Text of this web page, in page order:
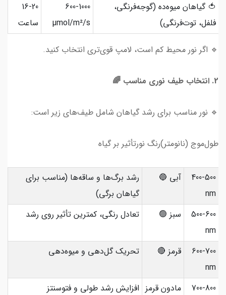
🍅 گیاهان میوه‌ده (گوجه‌فرنگی،
فلفل، توت‌فرنگی)
600-1000
µmol/m²/s
16-20
ساعت
🔹 اگر نور محیط کم است، لامپ قوی‌تری انتخاب کنید.
2. انتخاب طیف نوری مناسب 🌈
🔹 نور مناسب برای رشد گیاهان شامل طیف‌های زیر است:
طول‌موج (نانومتر)رنگ نورتأثیر بر گیاه
400-500
nm
آبی 🔵
رشد برگ‌ها و ساقه‌ها (مناسب برای
گیاهان برگی)
500-600
nm
سبز 🟢 تعادل رنگی، کمترین تأثیر روی رشد
600-700
nm
قرمز 🔴 تحریک گل‌دهی و میوه‌دهی
700-800
مادون قرمز افزایش رشد طولی و فتوسنتز